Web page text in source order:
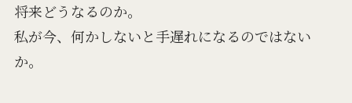
将来どうなるのか。
私が今、何かしないと手遅れになるのではない
か。